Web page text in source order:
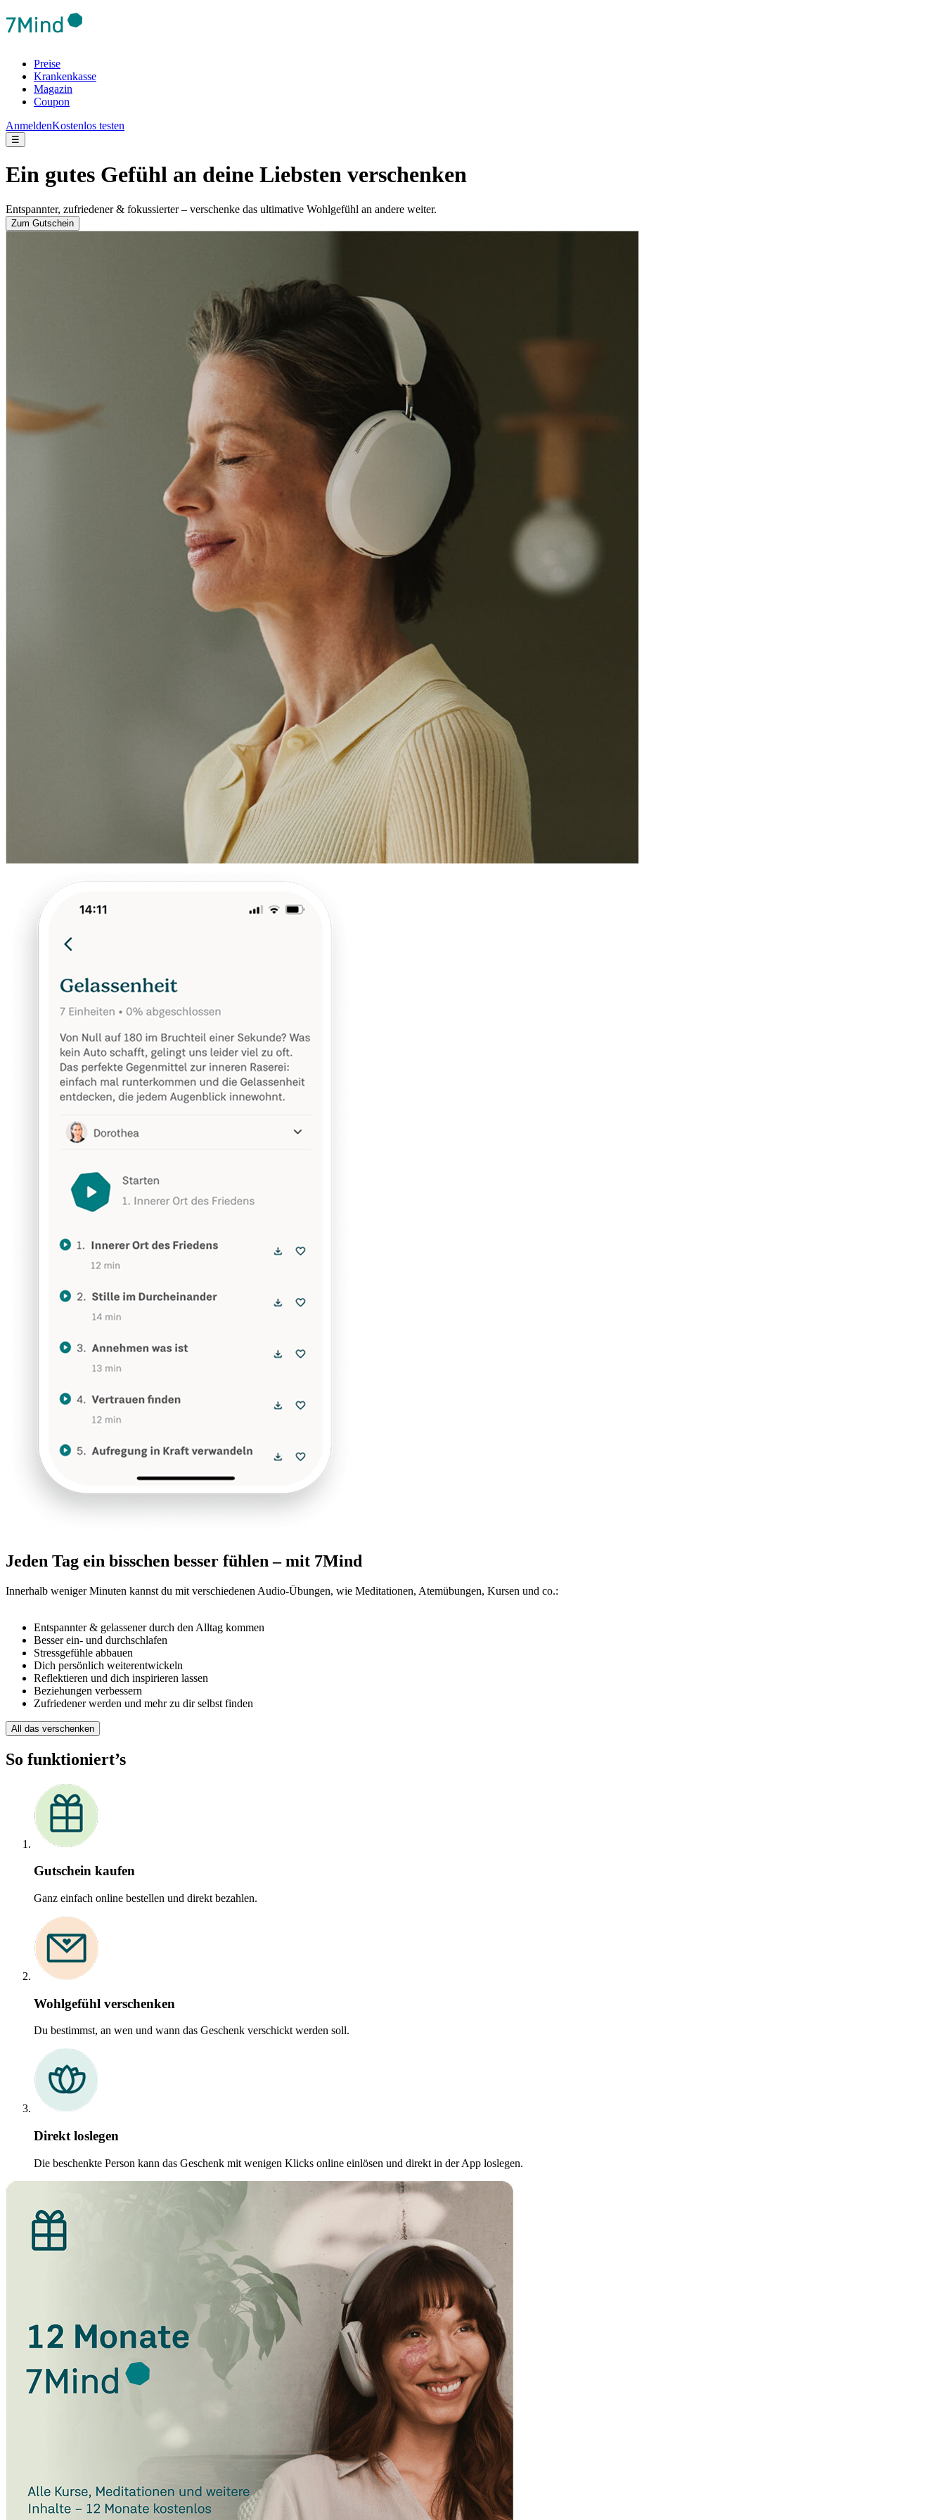
Preise
Krankenkasse
Magazin
Coupon
AnmeldenKostenlos testen
☰
Ein gutes Gefühl an deine Liebsten verschenken
Entspannter, zufriedener & fokussierter – verschenke das ultimative Wohlgefühl an andere weiter.
Zum Gutschein
Jeden Tag ein bisschen besser fühlen – mit 7Mind
Innerhalb weniger Minuten kannst du mit verschiedenen Audio-Übungen, wie Meditationen, Atemübungen, Kursen und co.:
Entspannter & gelassener durch den Alltag kommen
Besser ein- und durchschlafen
Stressgefühle abbauen
Dich persönlich weiterentwickeln
Reflektieren und dich inspirieren lassen
Beziehungen verbessern
Zufriedener werden und mehr zu dir selbst finden
All das verschenken
So funktioniert’s
Gutschein kaufen
Ganz einfach online bestellen und direkt bezahlen.
Wohlgefühl verschenken
Du bestimmst, an wen und wann das Geschenk verschickt werden soll.
Direkt loslegen
Die beschenkte Person kann das Geschenk mit wenigen Klicks online einlösen und direkt in der App loslegen.